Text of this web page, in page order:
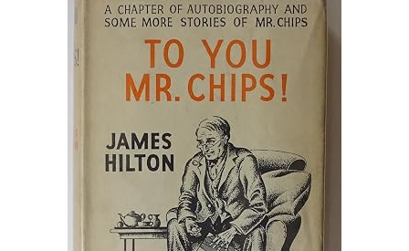
Kunst & Sammlerstücke
SCHLIESSEN